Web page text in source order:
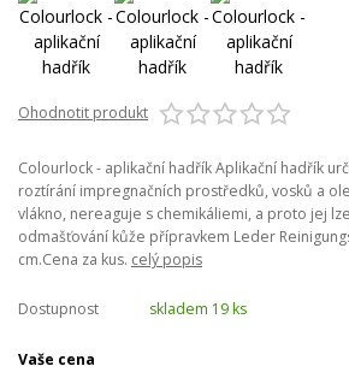
Ohodnotit produkt
Colourlock - aplikační hadřík Aplikační hadřík
roztírání impregnačních prostředků, vosků a
vlákno, nereaguje s chemikáliemi, a proto jej
odmašťování kůže přípravkem Leder
cm.Cena za kus. celý popis
Dostupnost skladem 19 ks
Vaše cena